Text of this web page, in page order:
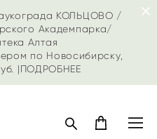
КОЛЬЦОВО /
Академпарка/
Алтая
по Новосибирску,
|ПОДРОБНЕЕ